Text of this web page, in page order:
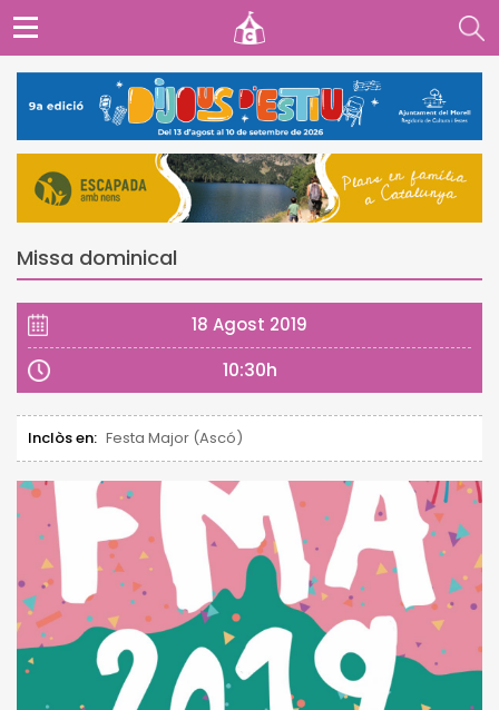
Missa dominical
18 Agost 2019
10:30h
Inclòs en: Festa Major (Ascó)